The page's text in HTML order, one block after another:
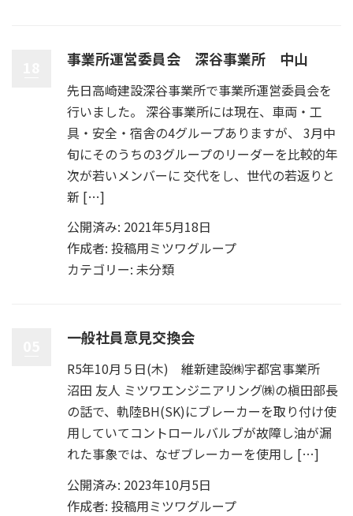
事業所運営委員会 深谷事業所 中山
先日高崎建設深谷事業所で事業所運営委員会を
行いました。 深谷事業所には現在、車両・工
具・安全・宿舎の4グループありますが、 3月中
旬にそのうちの3グループのリーダーを比較的年
次が若いメンバーに 交代をし、世代の若返りと
新 […]
公開済み: 2021年5月18日
作成者: 投稿用ミツワグループ
カテゴリー: 未分類
一般社員意見交換会
R5年10月５日(木) 維新建設㈱宇都宮事業所
沼田 友人 ミツワエンジニアリング㈱の槇田部長
の話で、軌陸BH(SK)にブレーカーを取り付け使
用していてコントロールバルブが故障し油が漏
れた事象では、なぜブレーカーを使用し […]
公開済み: 2023年10月5日
作成者: 投稿用ミツワグループ